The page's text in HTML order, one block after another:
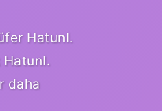
HatunI.
daha